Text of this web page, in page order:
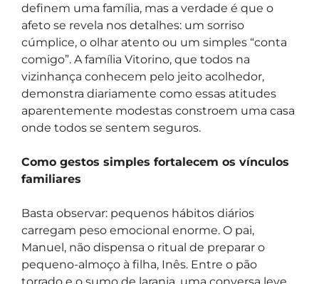
definem uma família, mas a verdade é que o
afeto se revela nos detalhes: um sorriso
cúmplice, o olhar atento ou um simples “conta
comigo”. A família Vitorino, que todos na
vizinhança conhecem pelo jeito acolhedor,
demonstra diariamente como essas atitudes
aparentemente modestas constroem uma casa
onde todos se sentem seguros.
Como gestos simples fortalecem os vínculos
familiares
Basta observar: pequenos hábitos diários
carregam peso emocional enorme. O pai,
Manuel, não dispensa o ritual de preparar o
pequeno-almoço à filha, Inês. Entre o pão